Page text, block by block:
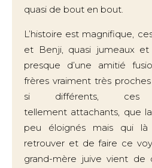
quasi de bout en bout.
L’histoire est magnifique,
et Benji, quasi jumeaux
presque d’une amitié
frères vraiment très
si différents, ces
tellement attachants, que
peu éloignés mais qui
retrouver et de faire ce
grand-mère juive vient de